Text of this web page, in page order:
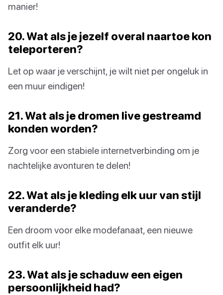
manier!
20. Wat als je jezelf overal naartoe kon
teleporteren?
Let op waar je verschijnt, je wilt niet per ongeluk in
een muur eindigen!
21. Wat als je dromen live gestreamd
konden worden?
Zorg voor een stabiele internetverbinding om je
nachtelijke avonturen te delen!
22. Wat als je kleding elk uur van stijl
veranderde?
Een droom voor elke modefanaat, een nieuwe
outfit elk uur!
23. Wat als je schaduw een eigen
persoonlijkheid had?